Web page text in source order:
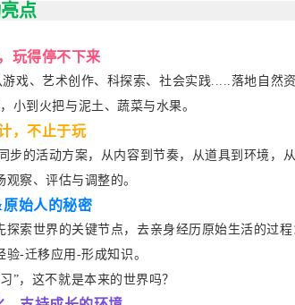
点
玩得停不下来
戏、艺术创作、科探索、社会实践.....落地自然
小到火把与泥土、蔬菜与水果。
，不止于玩
的活动方案，从内容到节奏，从道具到环境，
察、评估与调整的。
始人的秘密
索世界的关键节点，去亲身经历原始生活的过
-迁移应用-形成知识。
”，这不就是本来的世界吗？